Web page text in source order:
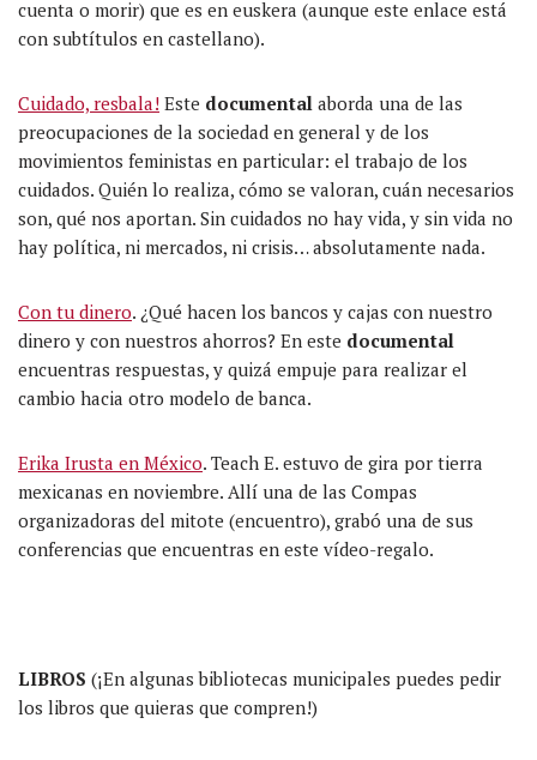
cuenta o morir) que es en euskera (aunque este enlace está
con subtítulos en castellano).
Cuidado, resbala! Este documental aborda una de las
preocupaciones de la sociedad en general y de los
movimientos feministas en particular: el trabajo de los
cuidados. Quién lo realiza, cómo se valoran, cuán necesarios
son, qué nos aportan. Sin cuidados no hay vida, y sin vida no
hay política, ni mercados, ni crisis… absolutamente nada.
Con tu dinero. ¿Qué hacen los bancos y cajas con nuestro
dinero y con nuestros ahorros? En este documental
encuentras respuestas, y quizá empuje para realizar el
cambio hacia otro modelo de banca.
Erika Irusta en México. Teach E. estuvo de gira por tierra
mexicanas en noviembre. Allí una de las Compas
organizadoras del mitote (encuentro), grabó una de sus
conferencias que encuentras en este vídeo-regalo.
LIBROS (¡En algunas bibliotecas municipales puedes pedir
los libros que quieras que compren!)